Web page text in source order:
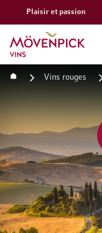
Aller à la page d'accueil
Accueil Vins rouges